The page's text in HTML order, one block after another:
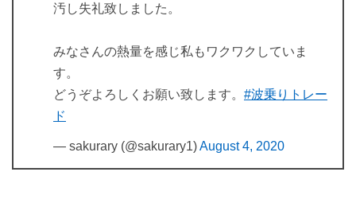
汚し失礼致しました。
みなさんの熱量を感じ私もワクワクしていま
す。
どうぞよろしくお願い致します。 #波乗りトレー
ド
— sakurary (@sakurary1)August 4, 2020